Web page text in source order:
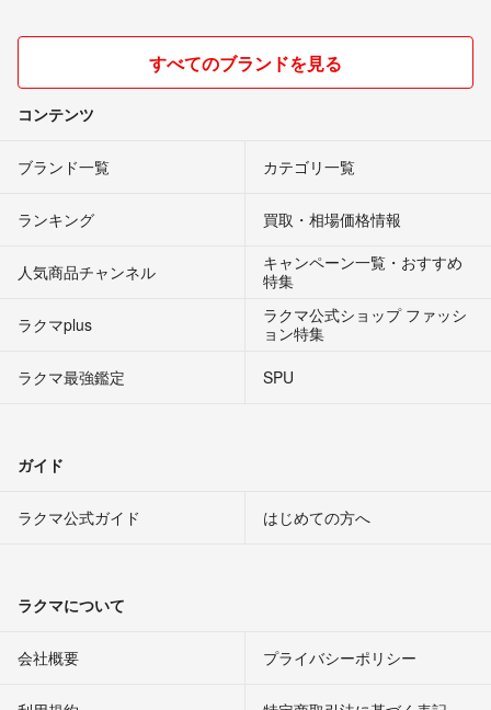
すべてのブランドを見る
コンテンツ
ブランド一覧 カテゴリ一覧
ランキング 買取・相場価格情報
人気商品チャンネル
キャンペーン一覧・おすすめ
特集
ラクマplus
ラクマ公式ショップ ファッシ
ョン特集
ラクマ最強鑑定
SPU
ガイド
ラクマ公式ガイド はじめての方へ
ラクマについて
会社概要 プライバシーポリシー